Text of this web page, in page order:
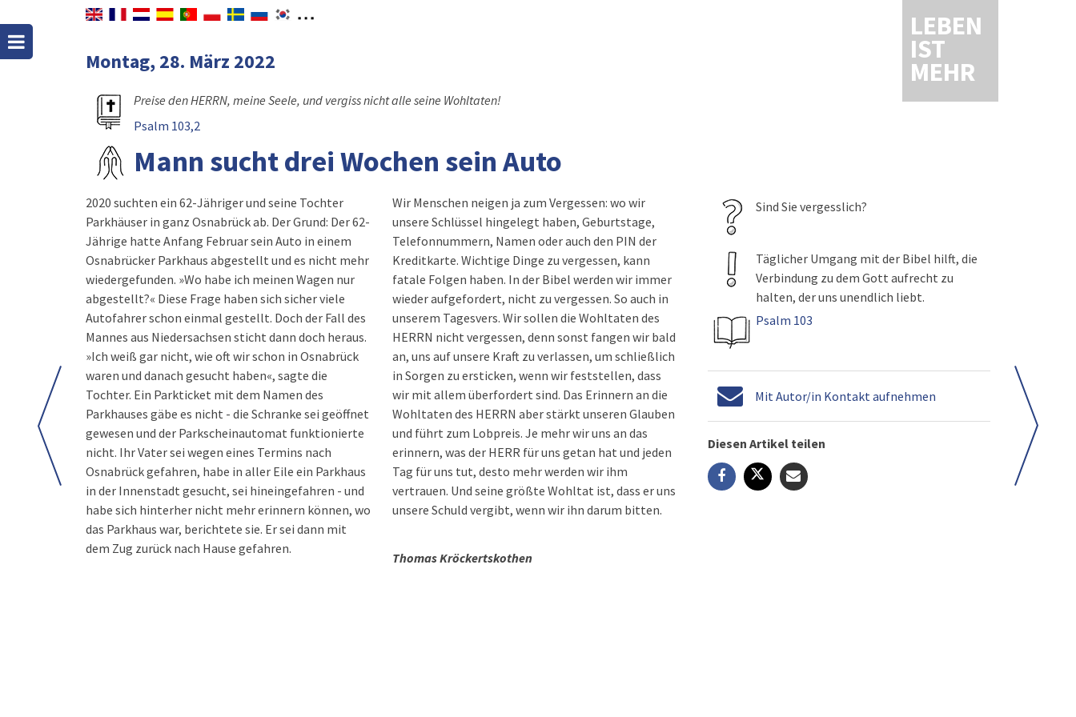
LEBEN
IST
MEHR
Montag, 28. März 2022
Preise den HERRN, meine Seele, und vergiss nicht alle seine Wohltaten!
Psalm 103,2
Mann sucht drei Wochen sein Auto
2020 suchten ein 62-Jähriger und seine Tochter
Parkhäuser in ganz Osnabrück ab. Der Grund: Der 62-
Jährige hatte Anfang Februar sein Auto in einem
Osnabrücker Parkhaus abgestellt und es nicht mehr
wiedergefunden. »Wo habe ich meinen Wagen nur
abgestellt?« Diese Frage haben sich sicher viele
Autofahrer schon einmal gestellt. Doch der Fall des
Mannes aus Niedersachsen sticht dann doch heraus.
»Ich weiß gar nicht, wie oft wir schon in Osnabrück
waren und danach gesucht haben«, sagte die
Tochter. Ein Parkticket mit dem Namen des
Parkhauses gäbe es nicht - die Schranke sei geöffnet
gewesen und der Parkscheinautomat funktionierte
nicht. Ihr Vater sei wegen eines Termins nach
Osnabrück gefahren, habe in aller Eile ein Parkhaus
in der Innenstadt gesucht, sei hineingefahren - und
habe sich hinterher nicht mehr erinnern können, wo
das Parkhaus war, berichtete sie. Er sei dann mit
dem Zug zurück nach Hause gefahren.
Wir Menschen neigen ja zum Vergessen: wo wir
unsere Schlüssel hingelegt haben, Geburtstage,
Telefonnummern, Namen oder auch den PIN der
Kreditkarte. Wichtige Dinge zu vergessen, kann
fatale Folgen haben. In der Bibel werden wir immer
wieder aufgefordert, nicht zu vergessen. So auch in
unserem Tagesvers. Wir sollen die Wohltaten des
HERRN nicht vergessen, denn sonst fangen wir bald
an, uns auf unsere Kraft zu verlassen, um schließlich
in Sorgen zu ersticken, wenn wir feststellen, dass
wir mit allem überfordert sind. Das Erinnern an die
Wohltaten des HERRN aber stärkt unseren Glauben
und führt zum Lobpreis. Je mehr wir uns an das
erinnern, was der HERR für uns getan hat und jeden
Tag für uns tut, desto mehr werden wir ihm
vertrauen. Und seine größte Wohltat ist, dass er uns
unsere Schuld vergibt, wenn wir ihn darum bitten.
Thomas Kröckertskothen
Sind Sie vergesslich?
Täglicher Umgang mit der Bibel hilft, die
Verbindung zu dem Gott aufrecht zu
halten, der uns unendlich liebt.
Psalm 103
Mit Autor/in Kontakt aufnehmen
Diesen Artikel teilen